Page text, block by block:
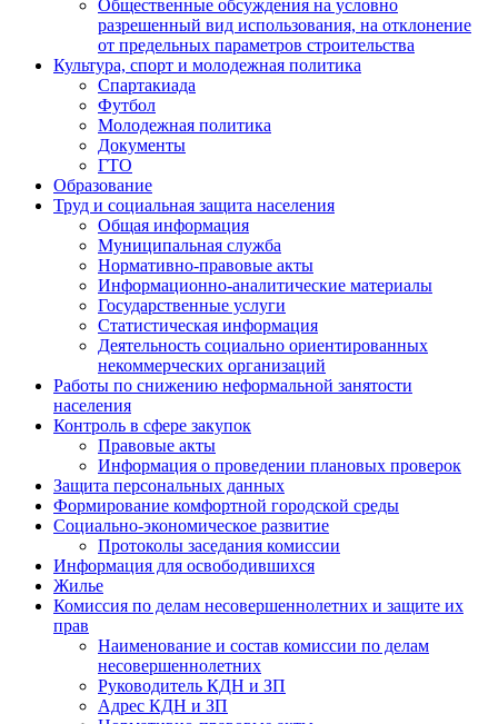
Общественные обсуждения на условно
разрешенный вид использования, на отклонение
от предельных параметров строительства
Культура, спорт и молодежная политика
Спартакиада
Футбол
Молодежная политика
Документы
ГТО
Образование
Труд и социальная защита населения
Общая информация
Муниципальная служба
Нормативно-правовые акты
Информационно-аналитические материалы
Государственные услуги
Статистическая информация
Деятельность социально ориентированных
некоммерческих организаций
Работы по снижению неформальной занятости
населения
Контроль в сфере закупок
Правовые акты
Информация о проведении плановых проверок
Защита персональных данных
Формирование комфортной городской среды
Социально-экономическое развитие
Протоколы заседания комиссии
Информация для освободившихся
Жилье
Комиссия по делам несовершеннолетних и защите их
прав
Наименование и состав комиссии по делам
несовершеннолетних
Руководитель КДН и ЗП
Адрес КДН и ЗП